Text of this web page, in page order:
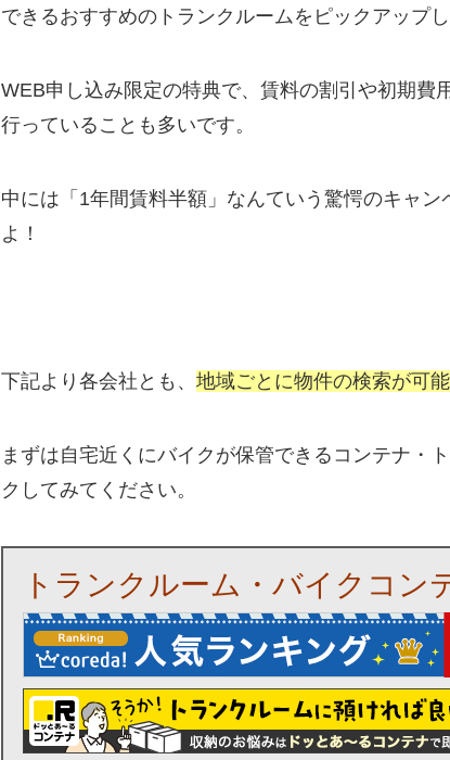
できるおすすめのトランクルームをピックアップ
WEB申し込み限定の特典で、賃料の割引や初期費
行っていることも多いです。
中には「1年間賃料半額」なんていう驚愕のキャ
よ！
下記より各会社とも、 地域ごとに物件の検索が可能
まずは自宅近くにバイクが保管できるコンテナ・
クしてみてください。
トランクルーム・バイクコン